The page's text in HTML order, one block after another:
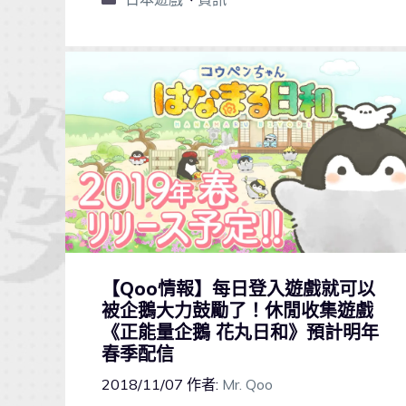
【Qoo情報】每日登入遊戲就可以
被企鵝大力鼓勵了！休閒收集遊戲
《正能量企鵝 花丸日和》預計明年
春季配信
2018/11/07 作者: Mr. Qoo